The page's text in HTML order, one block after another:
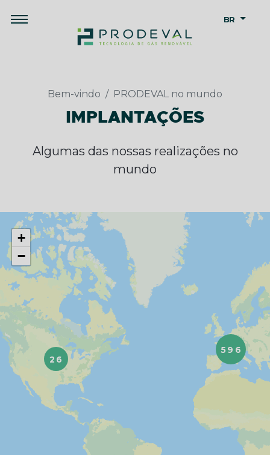
BR
Bem-vindo PRODEVAL no mundo
IMPLANTAÇÕES
Algumas das nossas realizações no
mundo
26
596
+
−